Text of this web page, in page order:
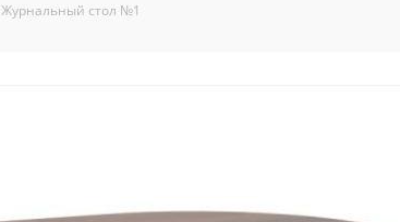
Журнальный стол №1